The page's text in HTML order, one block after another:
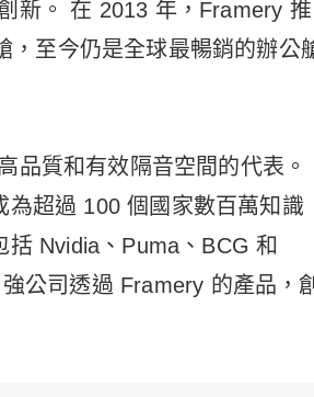
新。 在 2013 年，Framery 推
，至今仍是全球最暢銷的辦公
品質和有效隔音空間的代表。
為超過 100 個國家數百萬知識
Nvidia、Puma、BCG 和
公司透過 Framery 的產品，創